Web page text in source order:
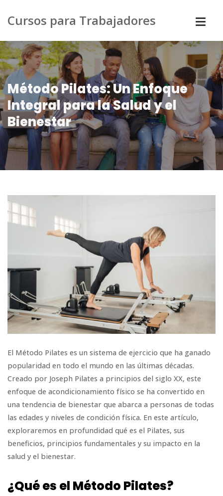
Cursos para Trabajadores
Método Pilates: Un Enfoque
Integral para la Salud y el
Bienestar
El Método Pilates es un sistema de ejercicio que ha ganado
popularidad en todo el mundo en las últimas décadas.
Creado por Joseph Pilates a principios del siglo XX, este
enfoque de acondicionamiento físico se ha convertido en
una tendencia de bienestar que abarca a personas de todas
las edades y niveles de condición física. En este artículo,
exploraremos en profundidad qué es el Pilates, sus
beneficios, principios fundamentales y su impacto en la
salud y el bienestar.
¿Qué es el Método Pilates?